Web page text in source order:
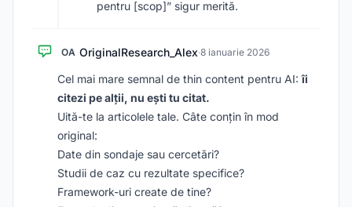
pentru [scop]” sigur merită.
OA OriginalResearch_Alex·8 ianuarie 2026
Cel mai mare semnal de thin content pentru AI:îi
citezi pe alții, nu ești tu citat.
Uită-te la articolele tale. Câte conțin în mod
original:
Date din sondaje sau cercetări?
Studii de caz cu rezultate specifice?
Framework-uri create de tine?